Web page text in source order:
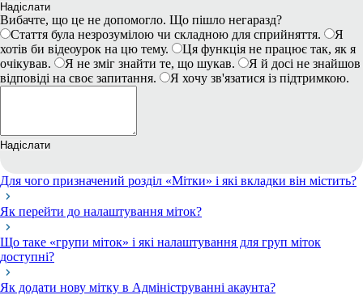
Надіслати
Вибачте, що це не допомогло. Що пішло негаразд?
Стаття була незрозумілою чи складною для сприйняття.
Я
хотів би відеоурок на цю тему.
Ця функція не працює так, як я
очікував.
Я не зміг знайти те, що шукав.
Я й досі не знайшов
відповіді на своє запитання.
Я хочу зв'язатися із підтримкою.
Надіслати
Для чого призначений розділ «Мітки» і які вкладки він містить?
Як перейти до налаштування міток?
Що таке «групи міток» і які налаштування для груп міток
доступні?
Як додати нову мітку в Адмініструванні акаунта?